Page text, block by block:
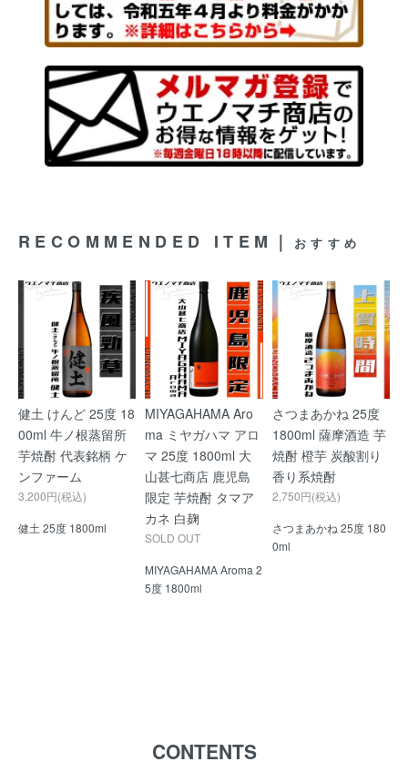
RECOMMENDED ITEM｜ おすすめ
健土 けんど 25度 18
00ml 牛ノ根蒸留所
芋焼酎 代表銘柄 ケ
ンファーム
3,200円(税込)
健土 25度 1800ml
MIYAGAHAMA Aro
ma ミヤガハマ アロ
マ 25度 1800ml 大
山甚七商店 鹿児島
限定 芋焼酎 タマア
カネ 白麹
SOLD OUT
MIYAGAHAMA Aroma 2
5度 1800ml
さつまあかね 25度
1800ml 薩摩酒造 芋
焼酎 橙芋 炭酸割り
香り系焼酎
2,750円(税込)
さつまあかね 25度 180
0ml
CONTENTS